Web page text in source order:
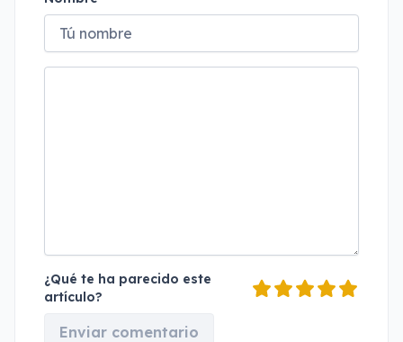
¿Qué te ha parecido este
artículo?
Enviar comentario